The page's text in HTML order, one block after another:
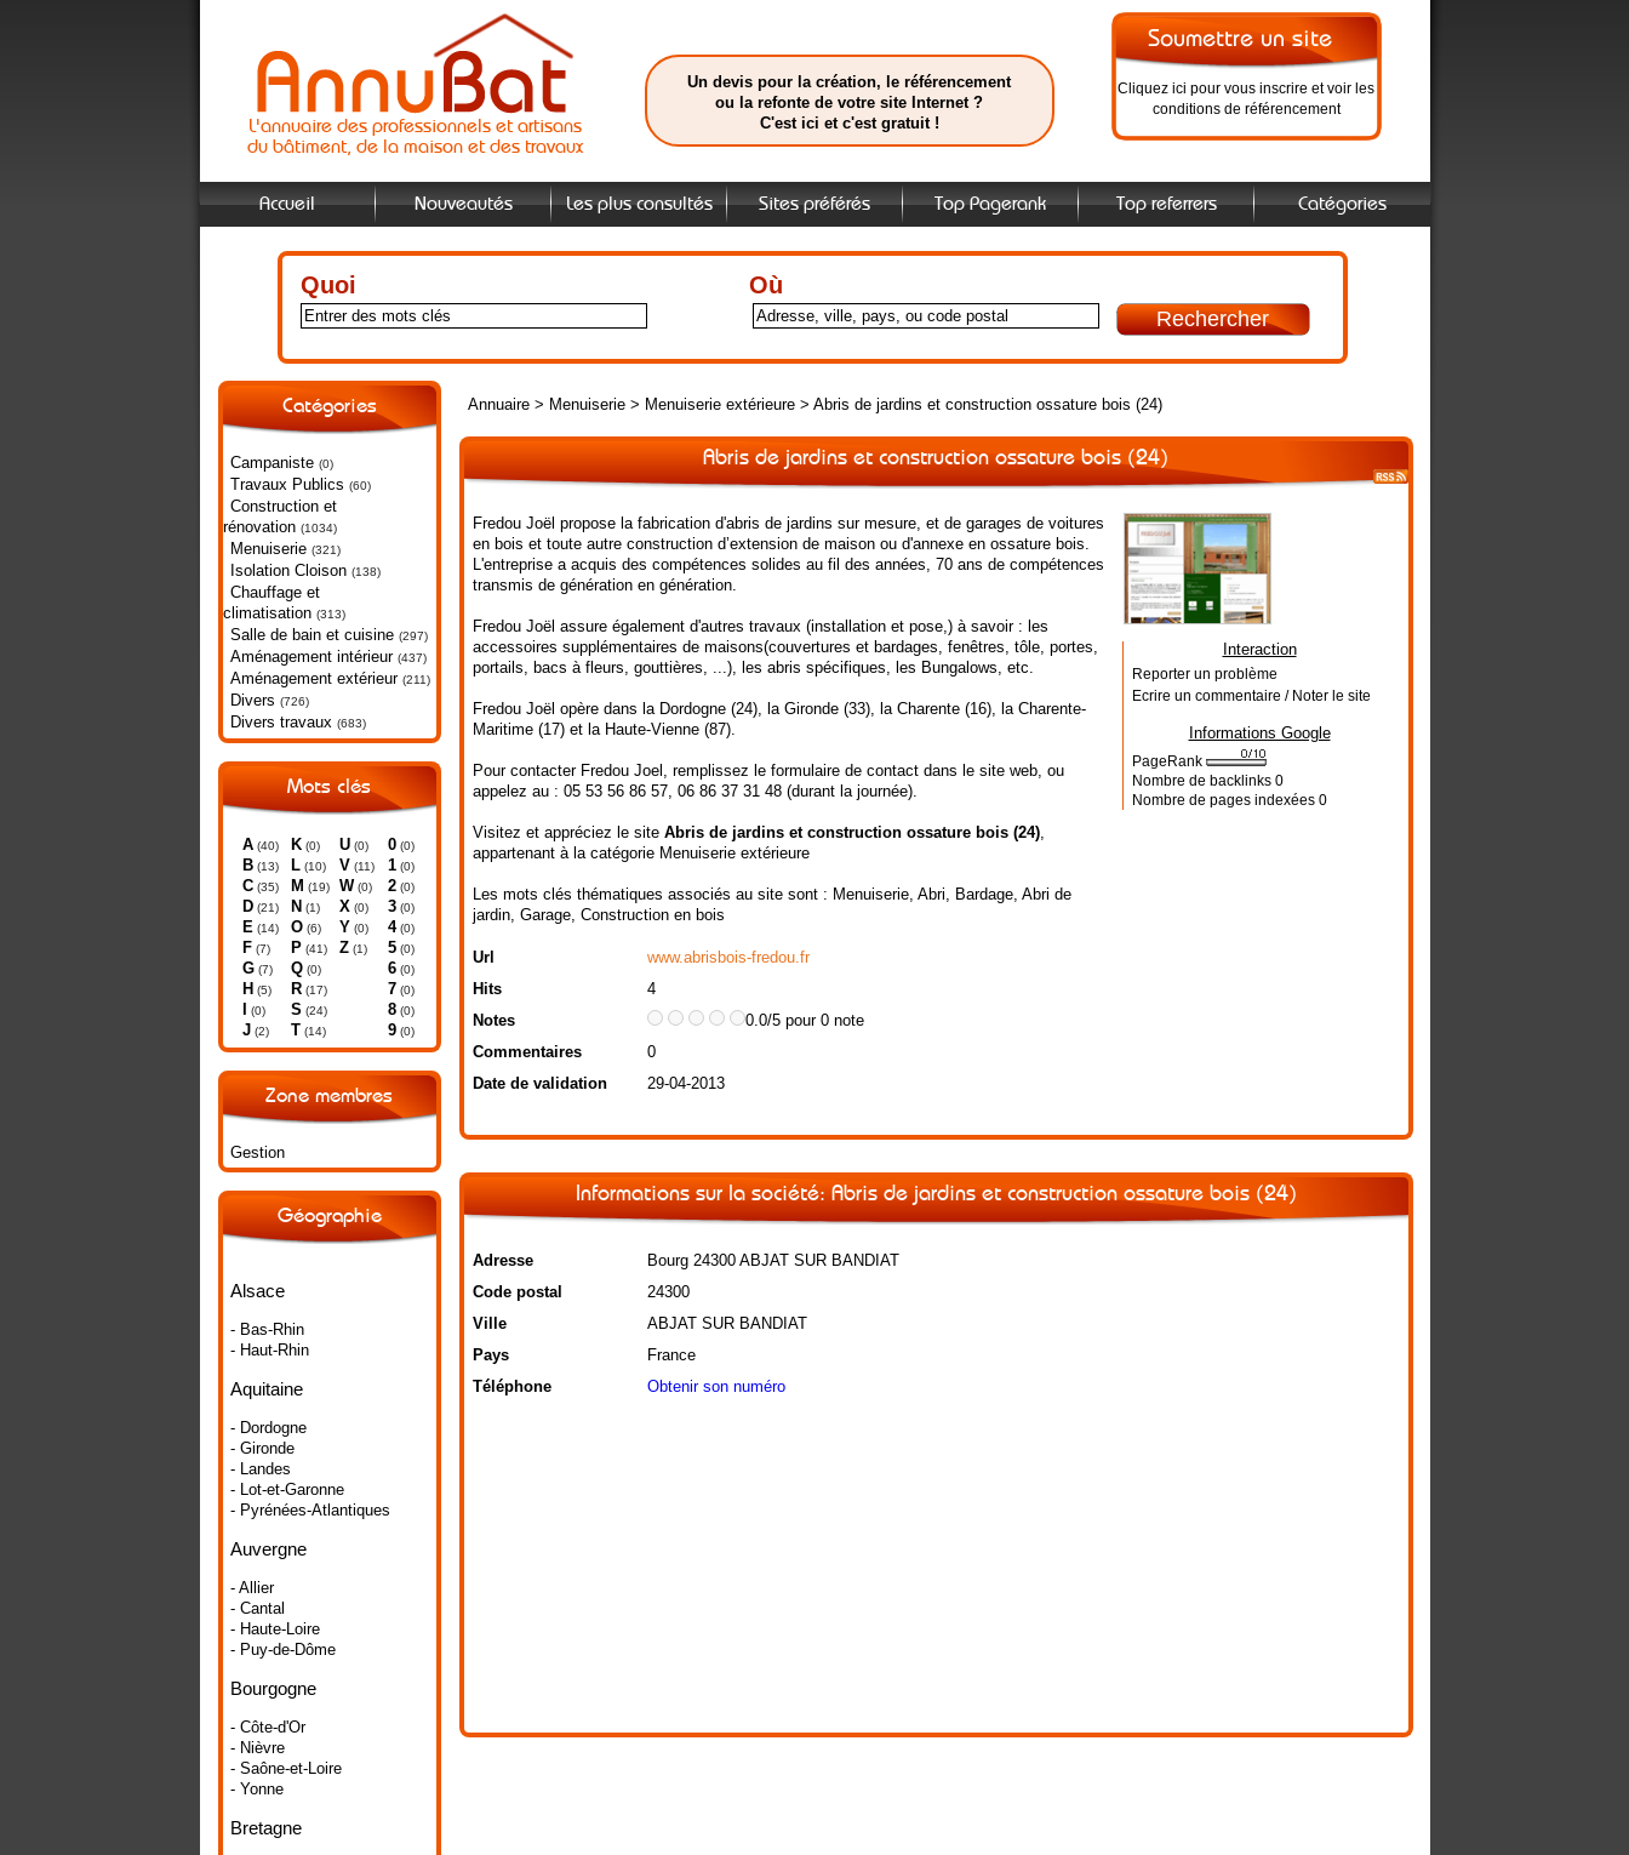
L'annuaire des professionnels et artisans
du bâtiment, de la maison et des travaux
Un devis pour la création, le référencement
ou la refonte de votre site Internet ?
C'est ici et c'est gratuit !
Cliquez ici pour vous inscrire et voir les
conditions de référencement
Accueil Nouveautés Les plus consultés Sites préférés Top Pagerank Top referrers Catégories
Quoi Où
Catégories
Campaniste (0)
Travaux Publics (60)
Construction et
rénovation (1034)
Menuiserie (321)
Isolation Cloison (138)
Chauffage et
climatisation (313)
Salle de bain et cuisine (297)
Aménagement intérieur (437)
Aménagement extérieur (211)
Divers (726)
Divers travaux (683)
Mots clés
A(40)
B(13)
C(35)
D(21)
E (14)
F(7)
G(7)
H (5)
(0)
J(2)
K(0)
L(10)
M (19)
N (1)
O(6)
P(41)
Q(0)
R(17)
S (24)
T (14)
U(0)
V (11)
W(0)
X (0)
Y (0)
Z(1)
0(0)
1(0)
2(0)
3(0)
4(0)
5(0)
6(0)
7(0)
8(0)
9(0)
Zone membres
Gestion
Géographie
Alsace
- Bas-Rhin
- Haut-Rhin
Aquitaine
- Dordogne
- Gironde
- Landes
- Lot-et-Garonne
- Pyrénées-Atlantiques
Auvergne
- Allier
- Cantal
- Haute-Loire
- Puy-de-Dôme
Bourgogne
- Côte-d'Or
- Nièvre
- Saône-et-Loire
- Yonne
Bretagne
Annuaire> Menuiserie> Menuiserie extérieure> Abris de jardins et construction ossature bois (24)
Abris de jardins et construction ossature bois (24)
Fredou Joël propose la fabrication d'abris de jardins sur mesure, et de garages de voitures
en bois et toute autre construction d’extension de maison ou d'annexe en ossature bois.
L'entreprise a acquis des compétences solides au fil des années, 70 ans de compétences
transmis de génération en génération.
Fredou Joël assure également d'autres travaux (installation et pose,) à savoir : les
accessoires supplémentaires de maisons(couvertures et bardages, fenêtres, tôle, portes,
portails, bacs à fleurs, gouttières, ...), les abris spécifiques, les Bungalows, etc.
Fredou Joël opère dans la Dordogne (24), la Gironde (33), la Charente (16), la Charente-
Maritime (17) et la Haute-Vienne (87).
Pour contacter Fredou Joel, remplissez le formulaire de contact dans le site web, ou
appelez au : 05 53 56 86 57, 06 86 37 31 48 (durant la journée).
Visitez et appréciez le site Abris de jardins et construction ossature bois (24),
appartenant à la catégorie Menuiserie extérieure
Les mots clés thématiques associés au site sont : Menuiserie, Abri, Bardage, Abri de
jardin, Garage, Construction en bois
Url
www.abrisbois-fredou.fr
Hits
4
Notes
0.0/5 pour 0 note
Commentaires
0
Date de validation
29-04-2013
Interaction
Reporter un problème
Ecrire un commentaire / Noter le site
Informations Google
PageRank
Nombre de backlinks 0
Nombre de pages indexées 0
Informations sur la société: Abris de jardins et construction ossature bois (24)
Adresse
Bourg 24300 ABJAT SUR BANDIAT
Code postal
24300
Ville
ABJAT SUR BANDIAT
Pays
France
Téléphone
Obtenir son numéro